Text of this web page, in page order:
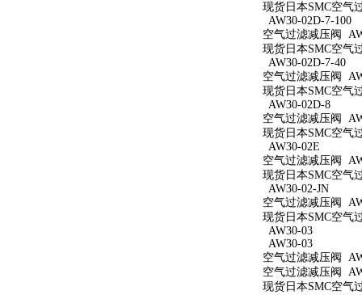
现货日本SMC空气
AW30-02D-7-100
空气过滤减压阀
现货日本SMC空气
AW30-02D-7-40
空气过滤减压阀
现货日本SMC空气
AW30-02D-8
空气过滤减压阀
现货日本SMC空气
AW30-02E
空气过滤减压阀
现货日本SMC空气
AW30-02-JN
空气过滤减压阀
现货日本SMC空气
AW30-03
AW30-03
空气过滤减压阀
空气过滤减压阀
现货日本SMC空气